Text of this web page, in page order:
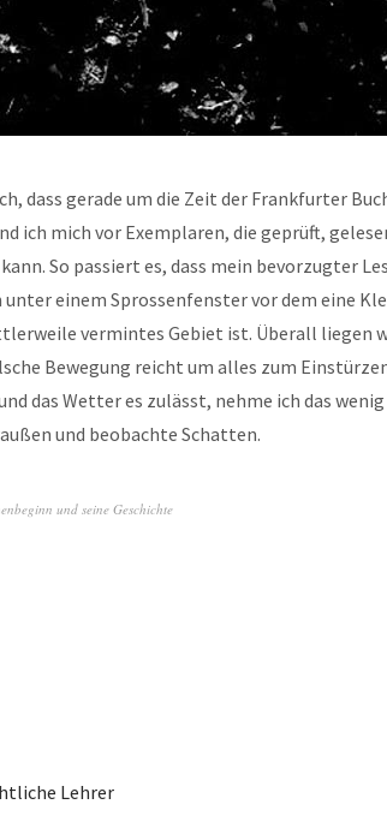
dass gerade um die Zeit der Frankfurter
ich mich vor Exemplaren, die geprüft,
So passiert es, dass mein bevorzugter
unter einem Sprossenfenster vor dem eine
vermintes Gebiet ist. Überall liegen
Bewegung reicht um alles zum
das Wetter es zulässt, nehme ich das
und beobachte Schatten.
und seine Geschichte
Lehrer